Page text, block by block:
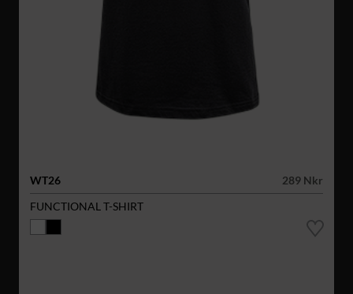
WT26
289 Nkr
FUNCTIONAL T-SHIRT